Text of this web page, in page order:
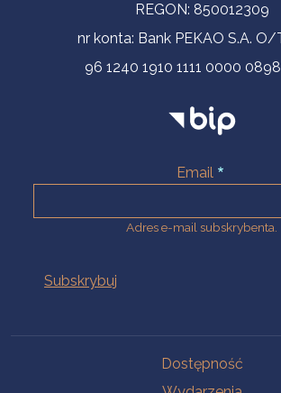
REGON: 850012309
nr konta: Bank PEKAO S.A.
96 1240 1910 1111 0000
Email
Adres e-mail subskrybenta.
Dostępność